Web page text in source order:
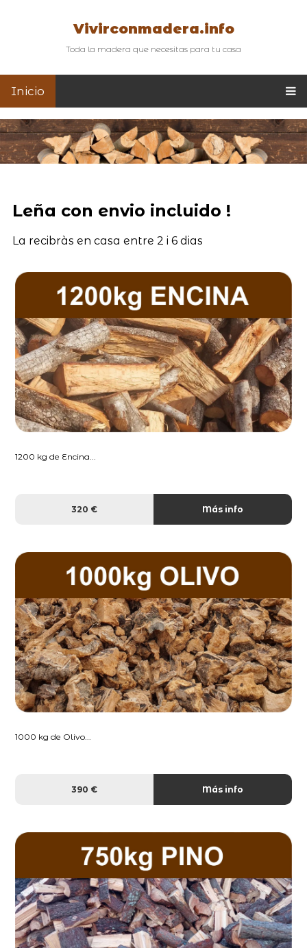
Vivirconmadera.info
Toda la madera que necesitas para tu casa
Inicio
Leña con envio incluido !
La recibràs en casa entre 2 i 6 dias
1200 kg de Encina...
320 € Más info
1000 kg de Olivo...
390 € Más info